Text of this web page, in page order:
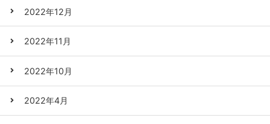
2022年12月
2022年11月
2022年10月
2022年4月